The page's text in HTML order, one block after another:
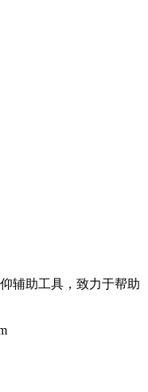
辅助工具，致力于帮助